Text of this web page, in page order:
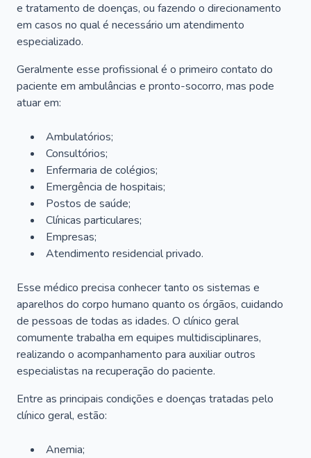
e tratamento de doenças, ou fazendo o direcionamento
em casos no qual é necessário um atendimento
especializado.
Geralmente esse profissional é o primeiro contato do
paciente em ambulâncias e pronto-socorro, mas pode
atuar em:
Ambulatórios;
Consultórios;
Enfermaria de colégios;
Emergência de hospitais;
Postos de saúde;
Clínicas particulares;
Empresas;
Atendimento residencial privado.
Esse médico precisa conhecer tanto os sistemas e
aparelhos do corpo humano quanto os órgãos, cuidando
de pessoas de todas as idades. O clínico geral
comumente trabalha em equipes multidisciplinares,
realizando o acompanhamento para auxiliar outros
especialistas na recuperação do paciente.
Entre as principais condições e doenças tratadas pelo
clínico geral, estão:
Anemia;